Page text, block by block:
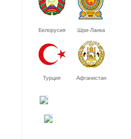
Белорусия Шри-Ланка
Турция Афганистан